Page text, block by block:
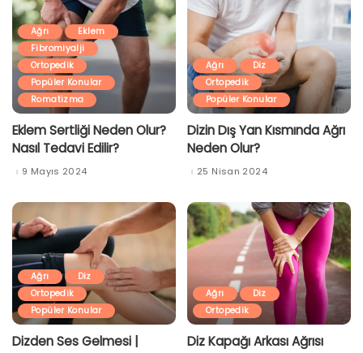
Ağrı
Eklem
Fibromiyalji
Ortopedik
Popüler Konular
Romatizma
Eklem Sertliği Neden Olur?
Nasıl Tedavi Edilir?
9 Mayıs 2024
Ağrı
Diz
Ortopedik
Popüler Konular
Dizin Dış Yan Kısmında Ağrı
Neden Olur?
25 Nisan 2024
Ağrı
Diz
Ortopedik
Popüler Konular
Dizden Ses Gelmesi |
Ağrı
Diz
Ortopedik
Diz Kapağı Arkası Ağrısı